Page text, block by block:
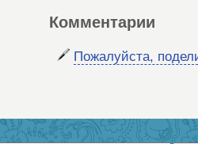
Комментарии
Пожалуйста,